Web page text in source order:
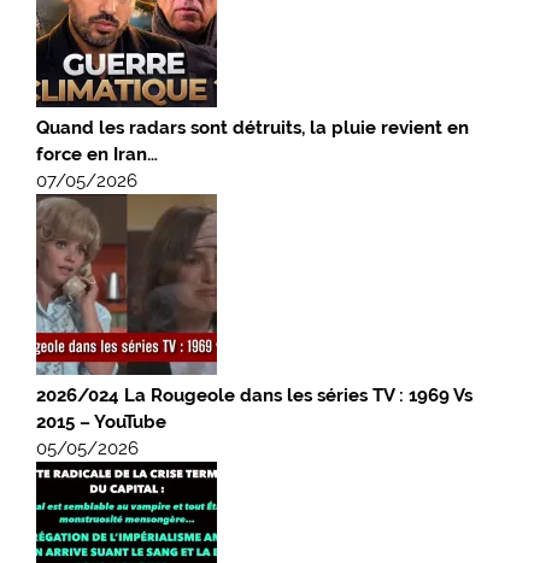
Quand les radars sont détruits, la pluie revient en
force en Iran…
07/05/2026
2026/024 La Rougeole dans les séries TV : 1969 Vs
2015 – YouTube
05/05/2026